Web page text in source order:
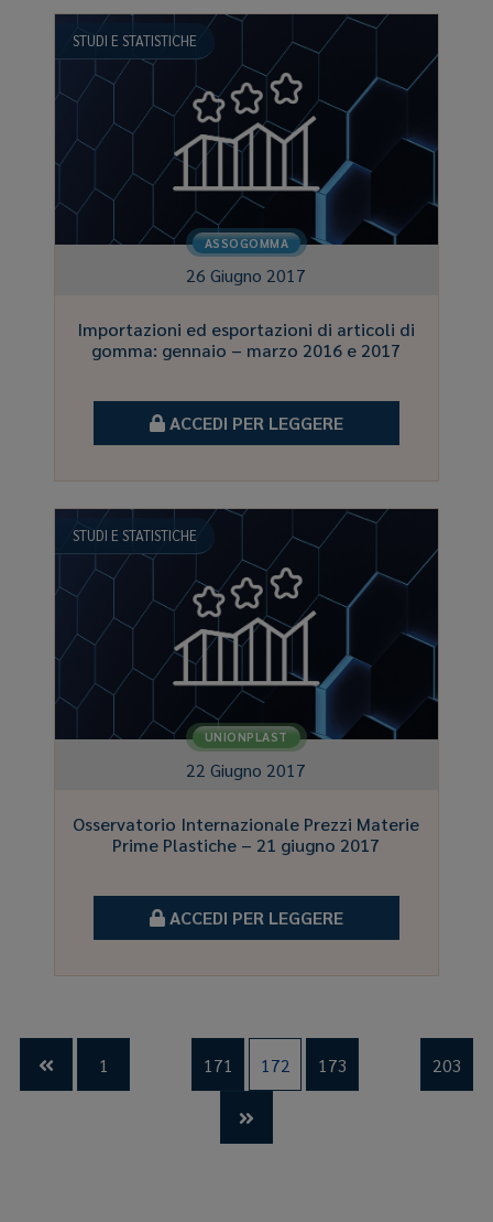
STUDI E STATISTICHE
ASSOGOMMA
26 Giugno 2017
Importazioni ed esportazioni di articoli di
gomma: gennaio – marzo 2016 e 2017
ACCEDI PER LEGGERE
STUDI E STATISTICHE
UNIONPLAST
22 Giugno 2017
Osservatorio Internazionale Prezzi Materie
Prime Plastiche – 21 giugno 2017
ACCEDI PER LEGGERE
 1 171 172 173 203
